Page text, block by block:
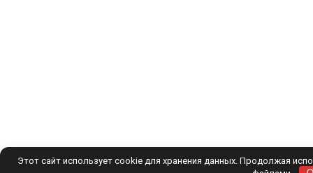
Этот сайт использует cookie для хранения данных. Продолжая